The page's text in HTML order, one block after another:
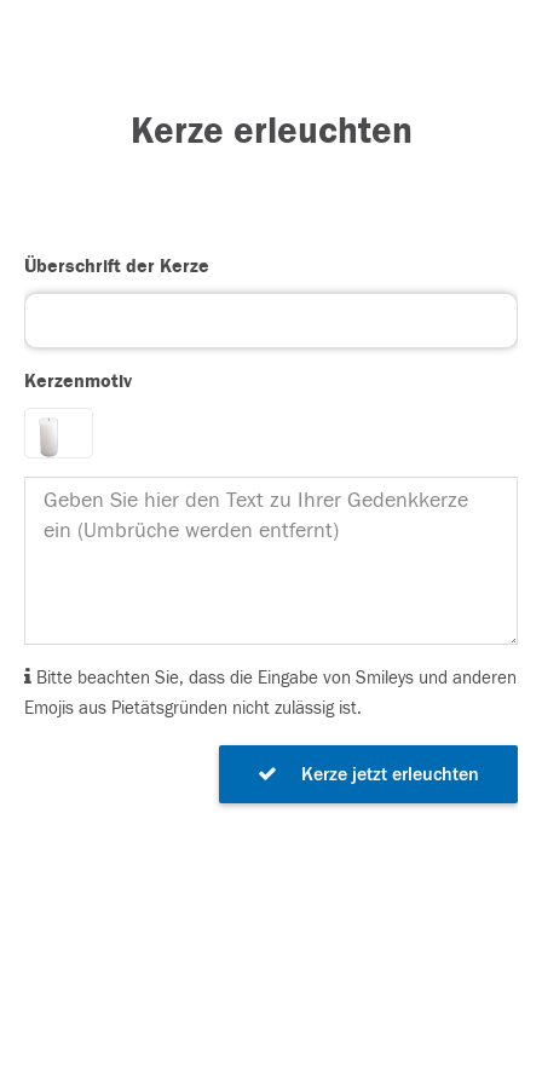
Kerze erleuchten
Überschrift der Kerze
Kerzenmotiv
Bitte beachten Sie, dass die Eingabe von Smileys und anderen
Emojis aus Pietätsgründen nicht zulässig ist.
Kerze jetzt erleuchten